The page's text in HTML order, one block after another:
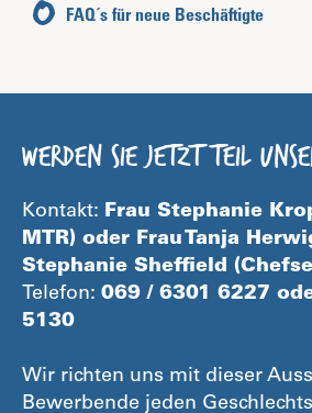
FAQ´s für neue Beschäftigte
Werden Sie jetzt Teil
Kontakt: Frau Stephanie
MTR) oder Frau Tanja
Stephanie Sheffield
Telefon: 069 / 6301 6227
5130
Wir richten uns mit dieser
Bewerbende jeden